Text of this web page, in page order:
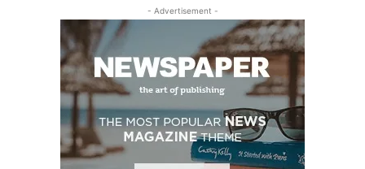
- Advertisement -